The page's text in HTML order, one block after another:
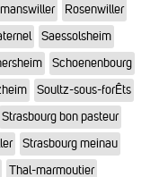
Rosenwiller
Saessolsheim
Schoenenbourg
Soultz-sous-forÊts
Strasbourg bon pasteur
Strasbourg meinau
Thal-marmoutier